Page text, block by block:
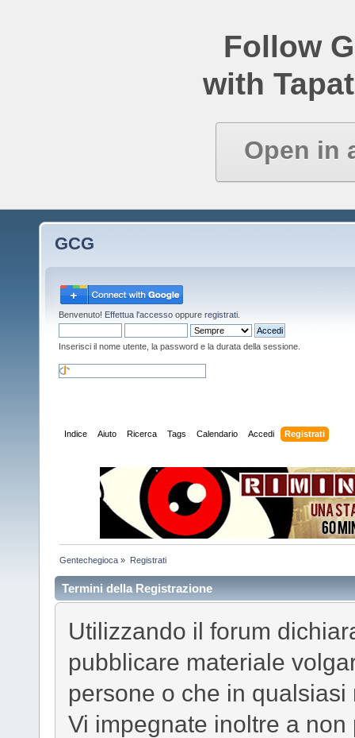
Follow
with
Open in
GCG
Benvenuto! Effettua l'accesso oppure registrati
Inserisci il nome utente, la password e la durata della sessione.
Indice Aiuto Ricerca Tags Calendario Accedi Registrati
Gentechegioca » Registrati
Termini della Registrazione
Utilizzando il forum
pubblicare materiale
persone o che in
Vi impegnate inoltre a